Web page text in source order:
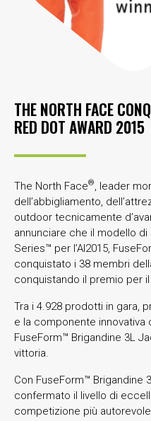
THE NORTH FACE
RED DOT AWARD 2015
The North Face®, leader
dell’abbigliamento,
outdoor tecnicamente
annunciare che il modello
Series™ per l’AI2015,
conquistato i 38 membri
conquistando il premio per il
Tra i 4.928 prodotti in gara,
e la componente
FuseForm™ Brigandine 3L
vittoria.
Con FuseForm™ Brigandine
confermato il livello di
competizione più